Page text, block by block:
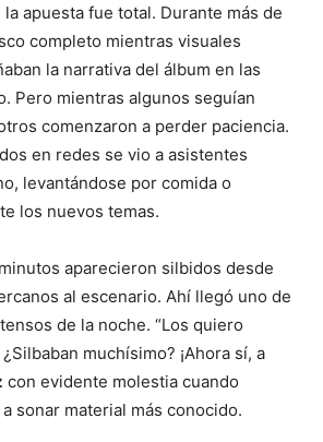
apuesta fue total. Durante más de
completo mientras visuales
la narrativa del álbum en las
Pero mientras algunos seguían
comenzaron a perder paciencia.
en redes se vio a asistentes
levantándose por comida o
los nuevos temas.
aparecieron silbidos desde
al escenario. Ahí llegó uno de
de la noche. “Los quiero
muchísimo? ¡Ahora sí, a
con evidente molestia cuando
sonar material más conocido.